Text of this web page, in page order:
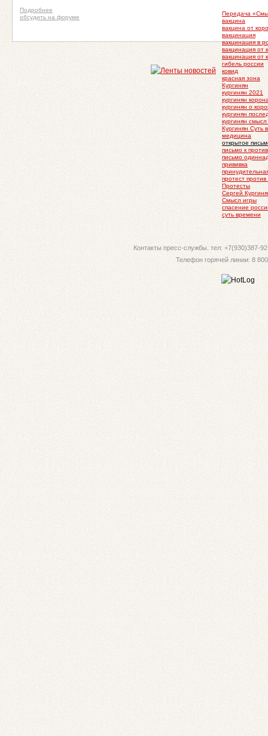
Передача
вакцина
вакцина от
вакцинация
вакцинация в
вакцинация от
вакцинация от
гибель россии
ковид
красная зона
Кургинян
кургинян 2021
кургинян
кургинян о
кургинян
кургинян
Кургинян Суть
медицина
открытое
письмо к
письмо
прививка
протест
Протесты
Сергей
Смысл игры
спасение
суть времени
Подробнее
обсудить на форуме
Контакты пресс-службы. тел: +7(930)387-
Телефон горячей линии: 8